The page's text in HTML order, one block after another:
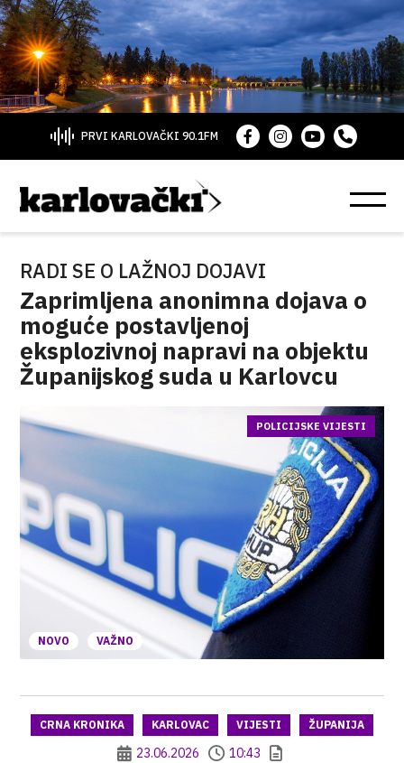
PRVI KARLOVAČKI 90.1FM
RADI SE O LAŽNOJ DOJAVI
Zaprimljena anonimna dojava o
moguće postavljenoj
eksplozivnoj napravi na objektu
Županijskog suda u Karlovcu
NOVO VAŽNO
POLICIJSKE VIJESTI
CRNA KRONIKA KARLOVAC VIJESTI ŽUPANIJA
23.06.2026 10:43